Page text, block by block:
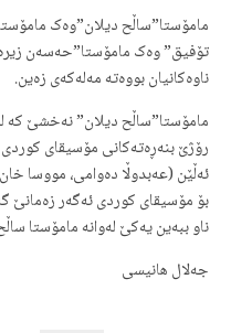
مامۆستا”ساڵح دیلان”وەک
تۆفیق” وەک مامۆستا”حەسەن
ناوەکانیان بووەتە مەلەکەی زەین.
مامۆستا”ساڵح دیلان” نەخشێ کە
رۆژێ بنەڕەتەکانی مۆسیقای کوردی
ئەڵێن (عەبدوڵا دەوامی، مووسا
بۆ مۆسیقای کوردی ئەگەر زەمانێ
ناو ببەین یەکێ لەوانە مامۆستا
جەلال هانیسی